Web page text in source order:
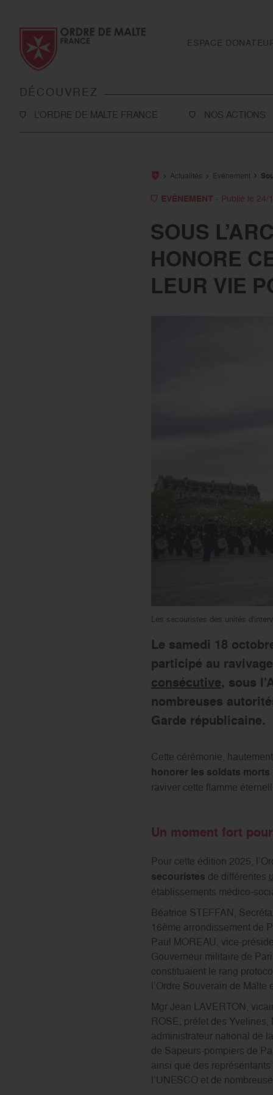
ESPACE
DÉCOUVREZ
L’ORDRE DE MALTE FRANCE
Notre présence à l’international
NOS ACTIONS
Toutes nos
Actualités Evénement
EVÉNEMENT - Publié le 24/
SOUS
HONORE
LEUR VIE
Les secouristes des unités
Le samedi 18
participé au
consécutive, sous
nombreuses
Garde républicaine.
Cette cérémonie,
honorer les soldats morts
raviver cette flamme
Un moment fort
Pour cette édition 2025,
secouristes de différentes
établissements médico-
Béatrice STEFFAN,
16ème arrondissement de
Paul MOREAU, vice-
Gouverneur militaire de
constituaient le rang
l’Ordre Souverain de
Mgr Jean LAVERTON,
ROSE, préfet des
administrateur national de
de Sapeurs-pompiers de
ainsi que des
l’UNESCO et de